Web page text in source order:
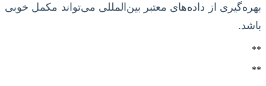
بهره‌گیری از داده‌های معتبر بین‌المللی می‌تواند مکمل خوبی
باشد.
**
**